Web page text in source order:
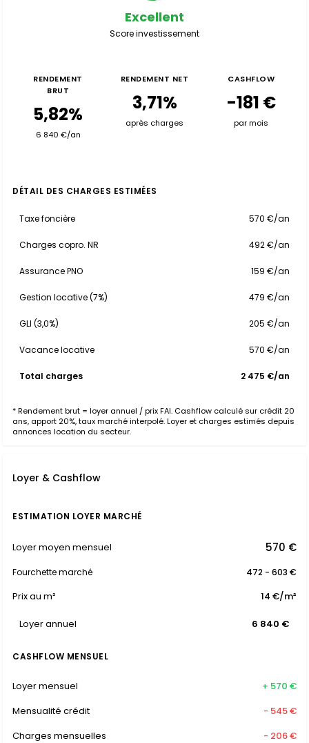
Excellent
Score investissement
RENDEMENT
BRUT
5,82%
6 840 €/an
RENDEMENT NET
3,71%
après charges
CASHFLOW
-181 €
par mois
DÉTAIL DES CHARGES ESTIMÉES
Taxe foncière 570 €/an
Charges copro. NR 492 €/an
Assurance PNO 159 €/an
Gestion locative (7%) 479 €/an
GLI (3,0%) 205 €/an
Vacance locative 570 €/an
Total charges 2 475 €/an
* Rendement brut = loyer annuel / prix FAI. Cashflow calculé sur crédit 20
ans, apport 20%, taux marché interpolé. Loyer et charges estimés depuis
annonces location du secteur.
Loyer & Cashflow
ESTIMATION LOYER MARCHÉ
Loyer moyen mensuel 570 €
Fourchette marché 472 - 603 €
Prix au m² 14 €/m²
Loyer annuel 6 840 €
CASHFLOW MENSUEL
Loyer mensuel
+ 570 €
Mensualité crédit
- 545 €
Charges mensuelles
- 206 €